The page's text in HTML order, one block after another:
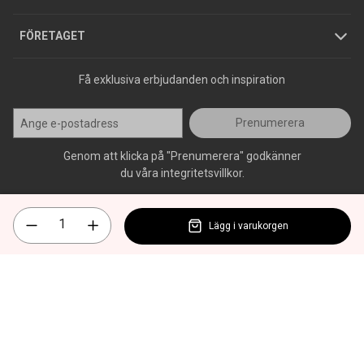
FÖRETAGET
Press
Få exklusiva erbjudanden och inspiration
Prenumerera
Genom att klicka på "Prenumerera" godkänner
du våra integritetsvillkor.
Lägg i varukorgen